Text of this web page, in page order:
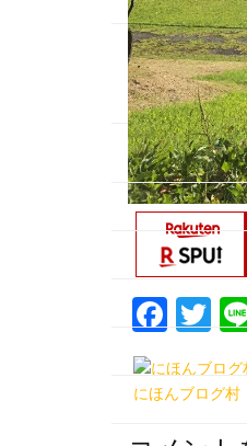
F
a
c
T
w
itt
にほんブログ村